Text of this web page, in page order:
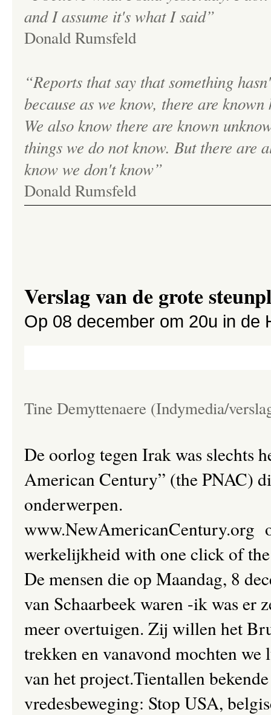
and I assume it's what I said”
Donald Rumsfeld
“Reports that say that something
because as we know, there are
We also know there are known
things we do not know. But there are
know we don't know”
Donald Rumsfeld
Verslag van de grote
Op 08 december om 20u in de
Tine Demyttenaere (Indymedia/
De oorlog tegen Irak was slechts
American Century” (the PNAC)
onderwerpen.
www.NewAmericanCentury.org
werkelijkheid with one click of
De mensen die op Maandag, 8
van Schaarbeek waren -ik was er
meer overtuigen. Zij willen het
trekken en vanavond mochten
van het project.Tientallen
vredesbeweging: Stop USA,